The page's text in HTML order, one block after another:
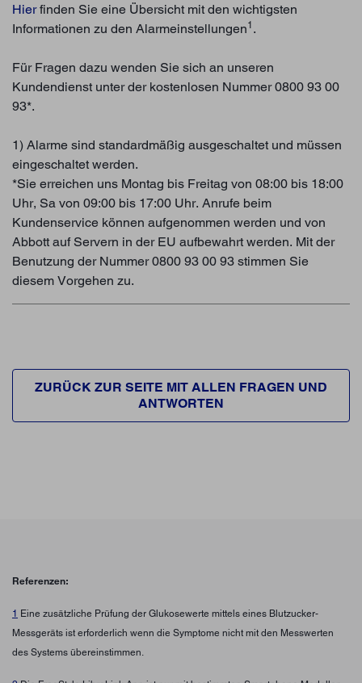
Hierfinden Sie eine Übersicht mit den wichtigsten
Informationen zu den Alarmeinstellungen1 .
Für Fragen dazu wenden Sie sich an unseren
Kundendienst unter der kostenlosen Nummer 0800 93 00
93*.
1) Alarme sind standardmäßig ausgeschaltet und müssen
eingeschaltet werden.
*Sie erreichen uns Montag bis Freitag von 08:00 bis 18:00
Uhr, Sa von 09:00 bis 17:00 Uhr. Anrufe beim
Kundenservice können aufgenommen werden und von
Abbott auf Servern in der EU aufbewahrt werden. Mit der
Benutzung der Nummer 0800 93 00 93 stimmen Sie
diesem Vorgehen zu.
ZURÜCK ZUR SEITE MIT ALLEN FRAGEN UND
ANTWORTEN
Referenzen:
1 Eine zusätzliche Prüfung der Glukosewerte mittels eines Blutzucker-
Messgeräts ist erforderlich wenn die Symptome nicht mit den Messwerten
des Systems übereinstimmen.